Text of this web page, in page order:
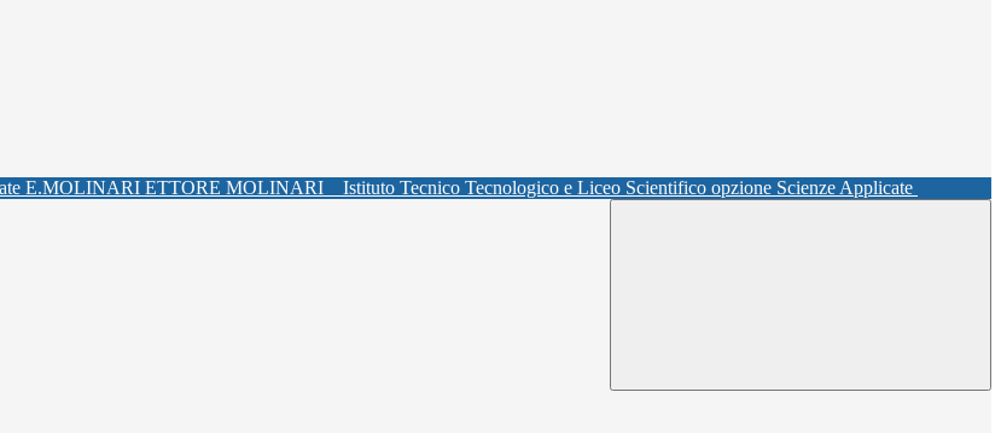
ETTORE MOLINARI Istituto Tecnico Tecnologico e Liceo Scientifico opzione Scienze Applicate